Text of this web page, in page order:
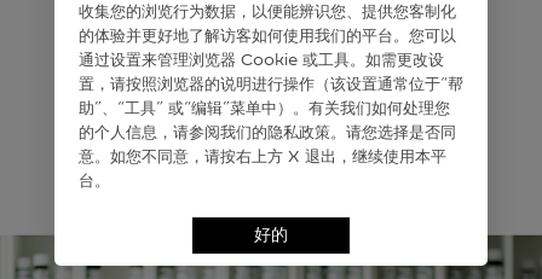
收集您的浏览⾏为数据，以便能辨识您、提供您客制化
的体验并更好地了解访客如何使⽤我们的平台。您可以
通过设置来管理浏览器 Cookie 或⼯具。如需更改设
置，请按照浏览器的说明进⾏操作（该设置通常位于“帮
助”、“⼯具” 或“编辑”菜单中）。有关我们如何处理您
的个⼈信息，请参阅我们的隐私政策。请您选择是否同
意。如您不同意，请按右上⽅ X 退出，继续使⽤本平
台。
好的